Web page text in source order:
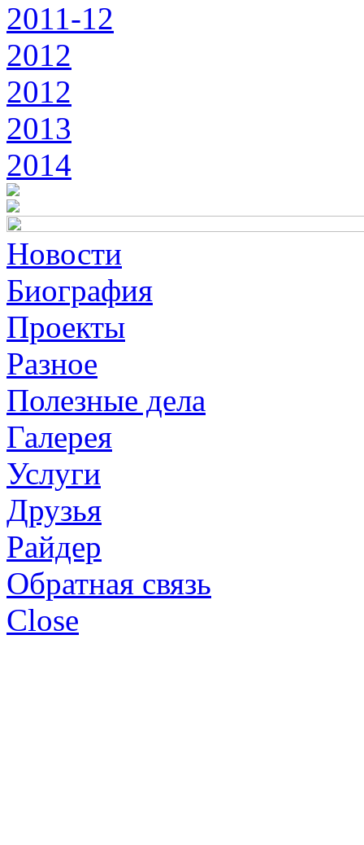
2011-12
2012
2012
2013
2014
Новости
Биография
Проекты
Разное
Полезные дела
Галерея
Услуги
Друзья
Райдер
Обратная связь
Close